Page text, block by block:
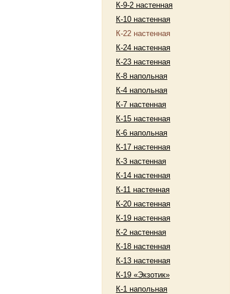
К-9-2 настенная
К-10 настенная
К-22 настенная
К-24 настенная
К-23 настенная
К-8 напольная
К-4 напольная
К-7 настенная
К-15 настенная
К-6 напольная
К-17 настенная
К-3 настенная
К-14 настенная
К-11 настенная
К-20 настенная
К-19 настенная
К-2 настенная
К-18 настенная
К-13 настенная
К-19 «Экзотик»
К-1 напольная